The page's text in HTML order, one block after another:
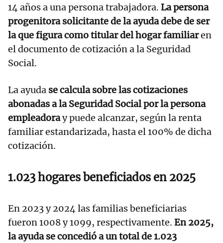
14 años a una persona trabajadora. La persona
progenitora solicitante de la ayuda debe de ser
la que figura como titular del hogar familiaren
el documento de cotización a la Seguridad
Social.
La ayuda se calcula sobre las cotizaciones
abonadas a la Seguridad Social por la persona
empleadoray puede alcanzar, según la renta
familiar estandarizada, hasta el 100% de dicha
cotización.
1.023 hogares beneficiados en 2025
En 2023 y 2024 las familias beneficiarias
fueron 1008 y 1099, respectivamente. En 2025,
la ayuda se concedió a un total de 1.023